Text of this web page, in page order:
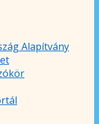
Alapítvány